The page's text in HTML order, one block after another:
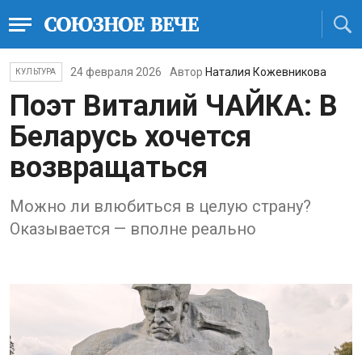
КУЛЬТУРА 24 февраля 2026 Автор Наталия Кожевникова
Поэт Виталий ЧАЙКА: В
Беларусь хочется
возвращаться
Можно ли влюбиться в целую страну?
Оказывается — вполне реально